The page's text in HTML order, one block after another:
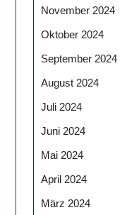
November 2024
Oktober 2024
September 2024
August 2024
Juli 2024
Juni 2024
Mai 2024
April 2024
März 2024